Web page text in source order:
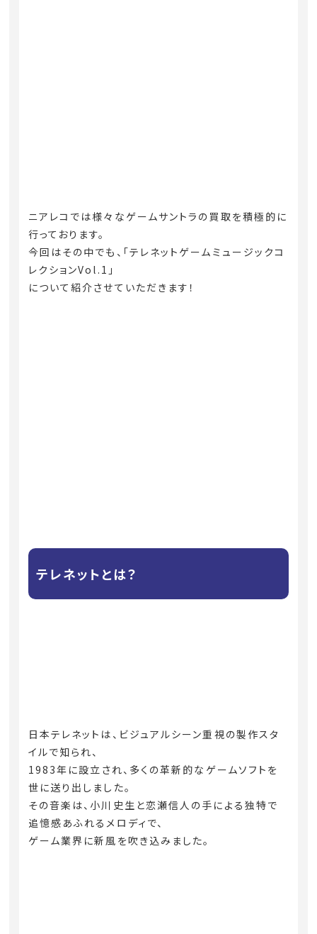
ニアレコでは様々なゲームサントラの買取を積極的に
行っております。
今回はその中でも、「テレネットゲームミュージックコ
レクションVol.1」
について紹介させていただきます！
テレネットとは？
日本テレネットは、ビジュアルシーン重視の製作スタ
イルで知られ、
1983年に設立され、多くの革新的なゲームソフトを
世に送り出しました。
その音楽は、小川史生と恋瀬信人の手による独特で
追憶感あふれるメロディで、
ゲーム業界に新風を吹き込みました。